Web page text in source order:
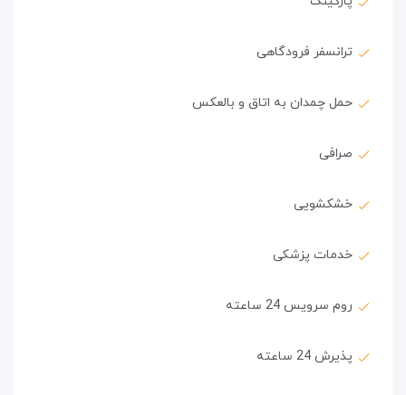
ترانسفر فرودگاهی
حمل چمدان به اتاق و بالعکس
صرافی
خشکشویی
خدمات پزشکی
روم سرویس 24 ساعته
پذیرش 24 ساعته